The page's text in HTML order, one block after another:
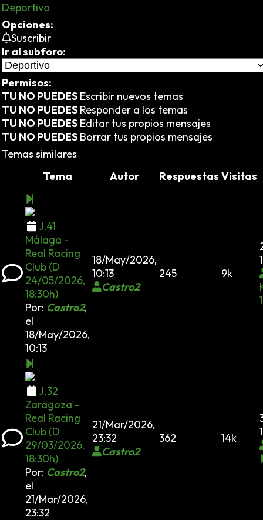
Deportivo
Opciones:
Suscribir
Ir al subforo:
Permisos:
TU NO PUEDES Escribir nuevos temas
TU NO PUEDES Responder a los temas
TU NO PUEDES Editar tus propios mensajes
TU NO PUEDES Borrar tus propios mensajes
Temas similares
Tema
Autor Respuestas Visitas
J.41
Málaga -
Real Racing
Club (D
24/05/2026,
18:30h)
Por: Castro2,
el
18/May/2026,
10:13
18/May/2026,
10:13
Castro2
245 9k
J.32
Zaragoza -
Real Racing
Club (D
29/03/2026,
18:30h)
Por: Castro2,
el
21/Mar/2026,
23:32
21/Mar/2026,
23:32
Castro2
362 14k